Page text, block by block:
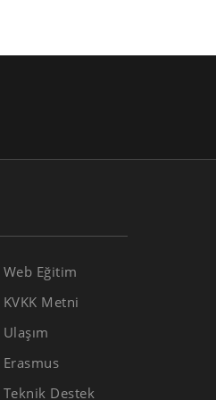
Web Eğitim
KVKK Metni
Ulaşım
Erasmus
Teknik Destek